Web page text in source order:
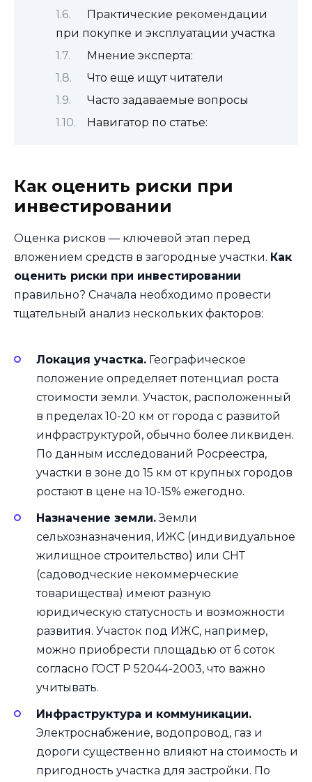
Практические рекомендации
при покупке и эксплуатации участка
Мнение эксперта:
Что еще ищут читатели
Часто задаваемые вопросы
Навигатор по статье:
Как оценить риски при
инвестировании
Оценка рисков — ключевой этап перед
вложением средств в загородные участки. Как
оценить риски при инвестировании
правильно? Сначала необходимо провести
тщательный анализ нескольких факторов:
Локация участка. Географическое
положение определяет потенциал роста
стоимости земли. Участок, расположенный
в пределах 10-20 км от города с развитой
инфраструктурой, обычно более ликвиден.
По данным исследований Росреестра,
участки в зоне до 15 км от крупных городов
ростают в цене на 10-15% ежегодно.
Назначение земли.Земли
сельхозназначения, ИЖС (индивидуальное
жилищное строительство) или СНТ
(садоводческие некоммерческие
товарищества) имеют разную
юридическую статусность и возможности
развития. Участок под ИЖС, например,
можно приобрести площадью от 6 соток
согласно ГОСТ Р 52044-2003, что важно
учитывать.
Инфраструктура и коммуникации.
Электроснабжение, водопровод, газ и
дороги существенно влияют на стоимость и
пригодность участка для застройки. По